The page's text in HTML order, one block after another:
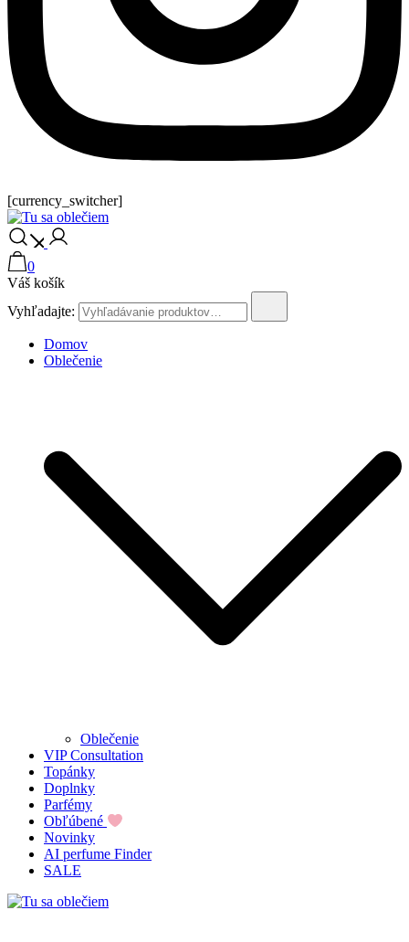
[currency_switcher]
Tu sa oblečiem
0
Váš košík
Vyhľadajte:
Domov
Oblečenie
Oblečenie
VIP Consultation
Topánky
Doplnky
Parfémy
Obľúbené
Novinky
AI perfume Finder
SALE